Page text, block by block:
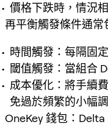
價格下跌時，情況
再平衡觸發條件通常
時間觸發：每隔固
閾值觸發：當組合
成本優化：將手續
免過於頻繁的小幅
OneKey 錢包：